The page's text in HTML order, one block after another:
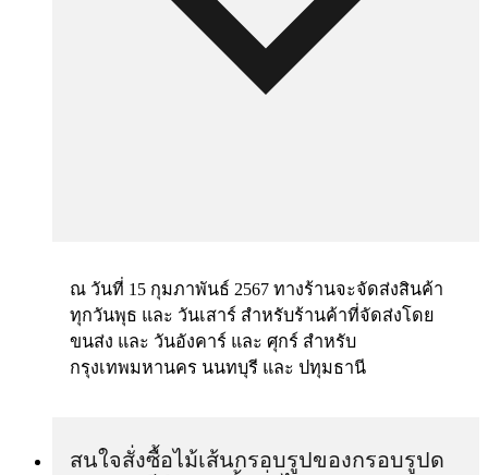
ณ วันที่ 15 กุมภาพันธ์ 2567 ทางร้านจะจัดส่งสินค้า
ทุกวันพุธ และ วันเสาร์ สำหรับร้านค้าที่จัดส่งโดย
ขนส่ง และ วันอังคาร์ และ ศุกร์ สำหรับ
กรุงเทพมหานคร นนทบุรี และ ปทุมธานี
สนใจสั่งซื้อไม้เส้นกรอบรูปของกรอบรูปด